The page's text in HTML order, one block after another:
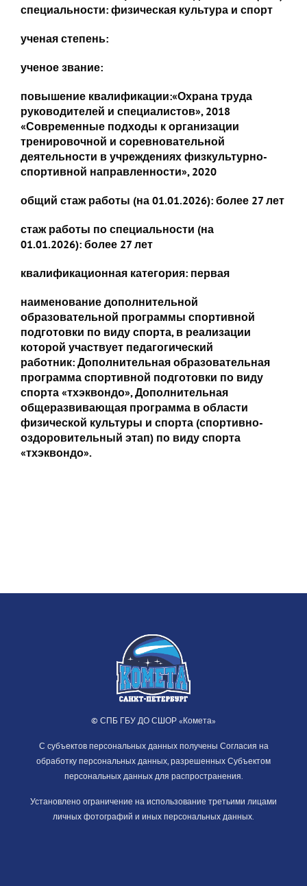
специальности: физическая культура и спорт
ученая степень:
ученое звание:
повышение квалификации:«Охрана труда
руководителей и специалистов», 2018
«Современные подходы к организации
тренировочной и соревновательной
деятельности в учреждениях физкультурно-
спортивной направленности», 2020
общий стаж работы (на 01.01.2026): более 27 лет
стаж работы по специальности (на
01.01.2026): более 27 лет
квалификационная категория: первая
наименование дополнительной
образовательной программы спортивной
подготовки по виду спорта, в реализации
которой участвует педагогический
работник: Дополнительная образовательная
программа спортивной подготовки по виду
спорта «тхэквондо»,Дополнительная
общеразвивающая программа в области
физической культуры и спорта (спортивно-
оздоровительный этап) по виду спорта
«тхэквондо».
© СПБ ГБУ ДО СШОР «Комета»
С субъектов персональных данных получены Согласия на
обработку персональных данных, разрешенных Субъектом
персональных данных для распространения.
Установлено ограничение на использование третьими лицами
личных фотографий и иных персональных данных.